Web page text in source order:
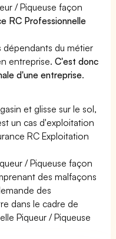
/ Piqueuse façon
RC Professionnelle
dépendants du métier
entreprise.C'est donc
d'une entreprise.
et glisse sur le sol,
un cas d'exploitation
RC Exploitation
/ Piqueuse façon
des malfaçons
des
dans le cadre de
Piqueur / Piqueuse